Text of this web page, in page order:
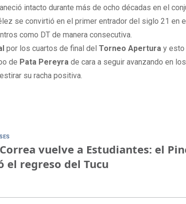
intacto durante más de ocho décadas en el
se convirtió en el primer entrador del siglo 21 en
como DT de manera consecutiva.
por los cuartos de final delTorneo Apertura y esto
de Pata Pereyra de cara a seguir avanzando en los
su racha positiva.
vuelve a Estudiantes: el
el regreso del Tucu